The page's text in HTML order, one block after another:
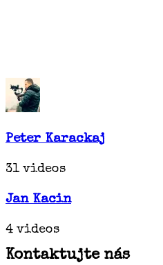
Peter Karackaj
31 videos
Jan Kacin
4 videos
Kontaktujte nás